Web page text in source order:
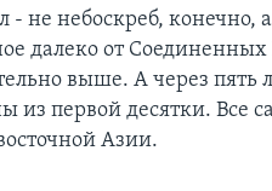
- не небоскреб,
далеко от
выше. А через пять
из первой десятки. Все
Азии.